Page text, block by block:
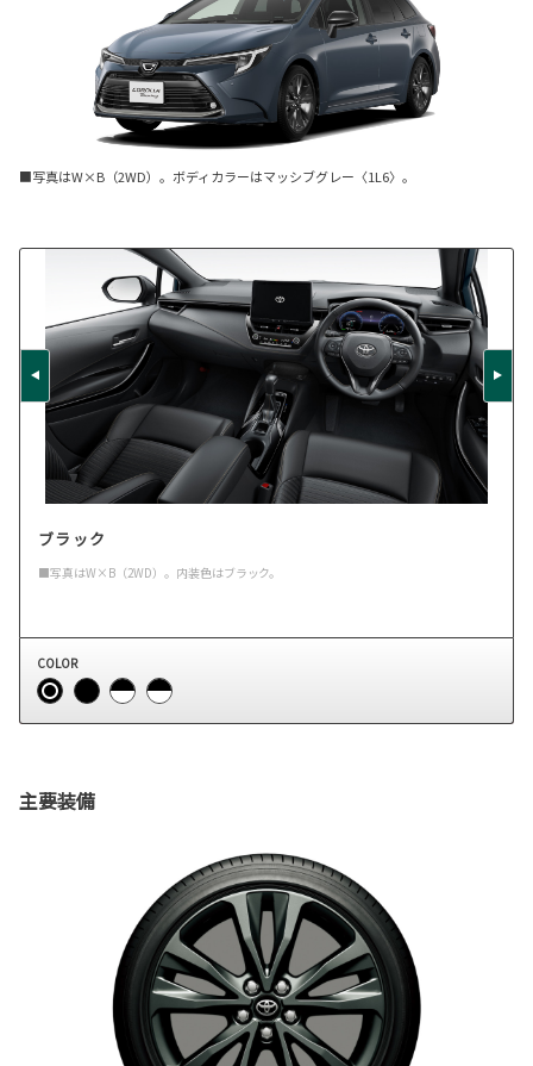
■写真はW×B（2WD）。ボディカラーはマッシブグレー〈1L6〉。
ブラック
■写真はW×B（2WD）。内装色はブラック。
COLOR
主要装備